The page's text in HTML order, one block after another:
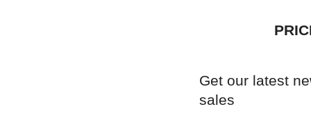
Get our latest
sales